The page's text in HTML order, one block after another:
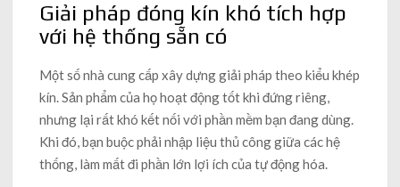
Giải pháp đóng kín khó tích hợp
với hệ thống sẵn có
Một số nhà cung cấp xây dựng giải pháp theo kiểu khép
kín. Sản phẩm của họ hoạt động tốt khi đứng riêng,
nhưng lại rất khó kết nối với phần mềm bạn đang dùng.
Khi đó, bạn buộc phải nhập liệu thủ công giữa các hệ
thống, làm mất đi phần lớn lợi ích của tự động hóa.